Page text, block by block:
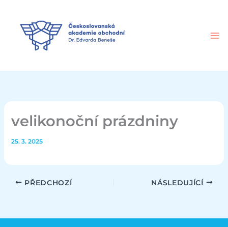
obsah
velikonoční prázdniny
25. 3. 2025
PŘEDCHOZÍ NÁSLEDUJÍCÍ